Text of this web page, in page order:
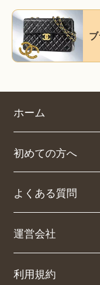
ホーム
初めての方へ
よくある質問
運営会社
利用規約